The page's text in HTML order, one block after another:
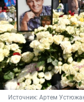
Источник: Артем